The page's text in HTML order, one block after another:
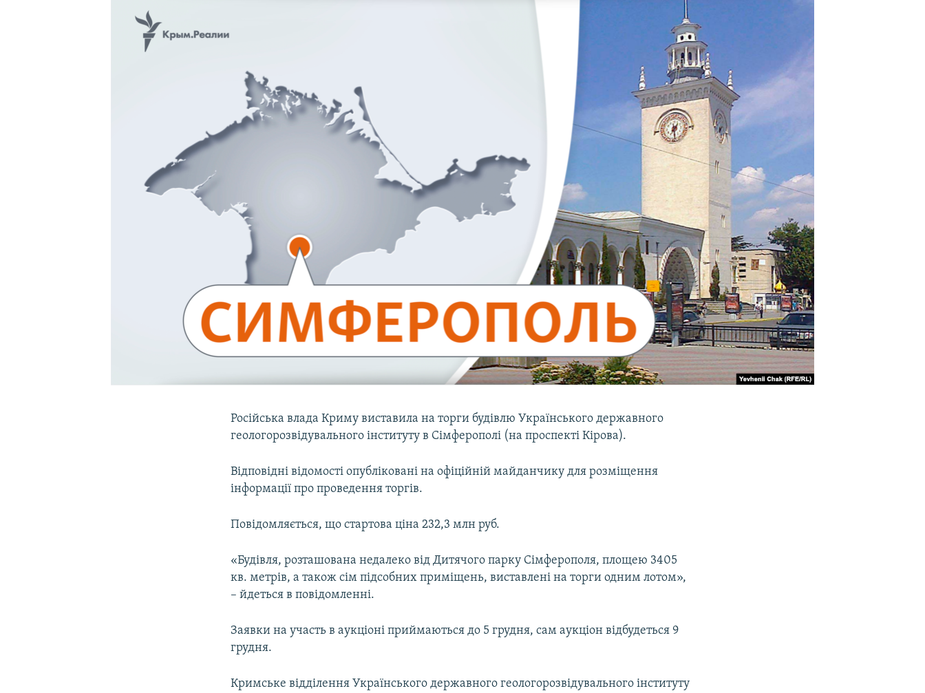
УКРАЇНСЬКА ПРОБЛЕМА КРИМУ
Російська влада Криму виставила на торги будівлю Українського державного
геологорозвідувального інституту в Сімферополі (на проспекті Кірова).
Відповідні відомості опубліковані на офіційній майданчику для розміщення
інформації про проведення торгів.
Повідомляється, що стартова ціна 232,3 млн руб.
«Будівля, розташована недалеко від Дитячого парку Сімферополя, площею 3405
кв. метрів, а також сім підсобних приміщень, виставлені на торги одним лотом»,
– йдеться в повідомленні.
Заявки на участь в аукціоні приймаються до 5 грудня, сам аукціон відбудеться 9
грудня.
Кримське відділення Українського державного геологорозвідувального інституту